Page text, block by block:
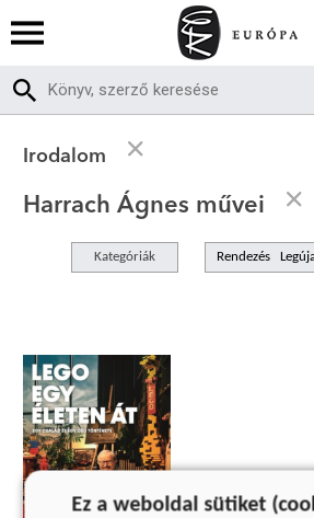
Irodalom
Harrach Ágnes művei
Kategóriák Rendezés
Ez a weboldal sütiket